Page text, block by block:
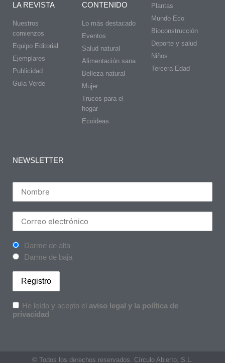
LA REVISTA
Nuestros
comienzos
Equipo Editorial
Ejemplares
Publicidad
Guía Verde
CONTENIDO
Lo más destacado
Eventos
Salud natural
Alimentación sana
Belleza natural
Mujer
Trucos para el
hogar
Ecoideas
Plantas
Mundo Eco
Bioconstrucción
Deporte y salud
Niños
Tercera Edad
NEWSLETTER
Darme de alta
Darme de baja
He leído y acepto el aviso legal y la política de
privacidad
© Todos los derechos reservados. Círculo Abierto, S.L.